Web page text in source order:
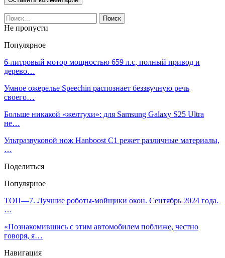
Не пропусти
Популярное
6-литровый мотор мощностью 659 л.с, полный привод и
дерево…
Умное ожерелье Speechin распознает беззвучную речь
своего…
Больше никакой «желтухи»: для Samsung Galaxy S25 Ultra
не…
Ультразвуковой нож Hanboost C1 режет различные материалы,
…
Поделиться
Популярное
ТОП—7. Лучшие роботы-мойщики окон. Сентябрь 2024 года.
…
«Познакомившись с этим автомобилем поближе, честно
говоря, я…
Навигация